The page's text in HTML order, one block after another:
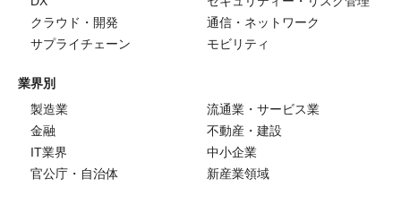
クラウド・開発
通信・ネットワーク
サプライチェーン
モビリティ
業界別
製造業
流通業・サービス業
金融
不動産・建設
IT業界
中小企業
官公庁・自治体
新産業領域